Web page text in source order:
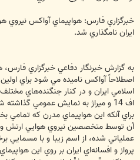
خبرگزاري فارس: هواپيماي آواكس نيروي
ايران نامگذاري شد.
به گزارش خبرنگار دفاعي خبرگزاري
اسلامي ايران و در كنار جنگنده‌هاي
اف 14 و ميراژ به نمايش عمومي گذاشته شد.
براي آنكه اين هواپيماي مدرن كه تمامي
آن توسط متخصصين نيروي هوايي ارتش
عملياتي شده، از اسم زيبا و با مسمايي
پرواز و افسانه‌اي ايران بر روي اين